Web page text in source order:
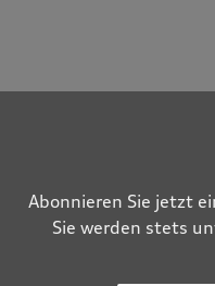
Abonnieren Sie jetzt
Sie werden stets